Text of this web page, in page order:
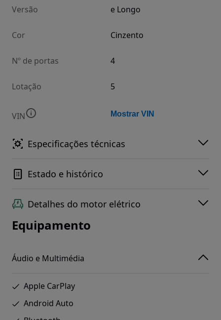
Versão e Longo
Cor Cinzento
Nº de portas 4
Lotação 5
VIN Mostrar VIN
Especificações técnicas
Estado e histórico
Detalhes do motor elétrico
Equipamento
Áudio e Multimédia
Apple CarPlay
Android Auto